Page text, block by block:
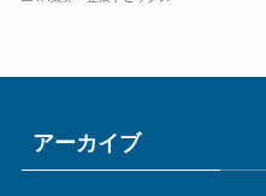
アーカイブ